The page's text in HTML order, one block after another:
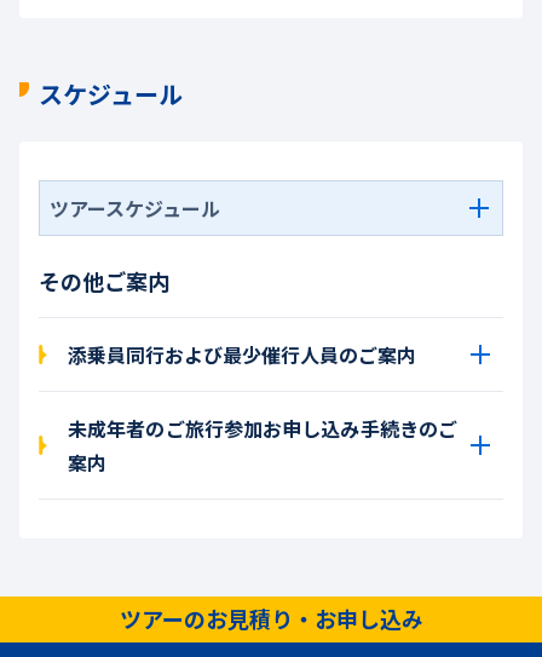
スケジュール
ツアースケジュール
その他ご案内
添乗員同行および最少催行人員のご案内
未成年者のご旅行参加お申し込み手続きのご
案内
ツアーのお見積り・お申し込み